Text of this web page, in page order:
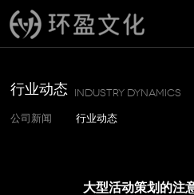
行业动态 Industry dynamics
公司新闻 行业动态
大型活动策划的注